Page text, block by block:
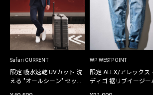
Safari CURRENT
限定 吸水速乾 UVカット 洗
える "オールシーン" セット
WP WESTPOINT
限定 ALEX/アレックス
ディゴ 裾リブイージー